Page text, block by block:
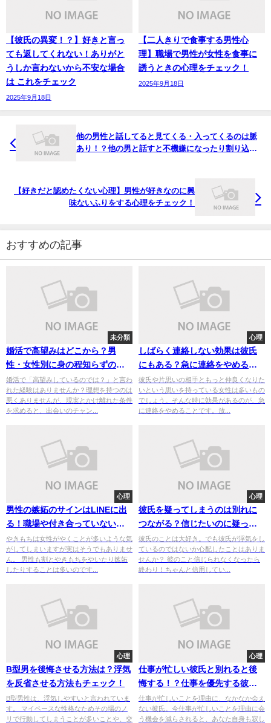
【彼氏の異変！？】好きと言っ
ても返してくれない！ありがと
うしか言わないから不安な場合
は これをチェック
2025年9月18日
【二人きりで食事する男性心
理】職場で男性が女性を食事に
誘うときの心理をチェック！
2025年9月18日
他の男性と話してると見てくる・入ってくるのは脈
あり！？他の男と話すと不機嫌になったり割り込む
【好きだと認めたくない心理】男性が好きなのに興
味ないふりをする心理をチェック！
おすすめの記事
未分類
婚活で高望みはどこから？男
性・女性別に身の程知らずのラ
インとその末路を徹底解説
婚活で「高望みしているのでは？」と言わ
れた経験はありませんか？理想を持つのは
悪くありませんが、現実とかけ離れた条件
を求めると、出会いのチャン...
心理
しばらく連絡しない効果は彼氏
にもある？急に連絡をやめると
男が何を思うのか調査！
彼氏や片思いの相手ともっと仲良くなりた
いという思いを持っている女性は多いもの
でしょう。そんな時に効果があるのが、急
に連絡をやめることです。放...
心理
男性の嫉妬のサインはLINEに出
る！職場や付き合っていない場
合の嫉妬サインもチェック！
やきもちは女性がやくことが多いような気
がしてしまいますが実はそうでもありませ
ん。 男性も割とやきもちをやいたり嫉妬
したりすることは多いのです...
心理
彼氏を疑ってしまうのは別れに
つながる？信じたいのに疑って
しまうのは病気？
彼氏のことは大好き。でも彼氏が浮気をし
ているのではないか心配したことはありま
せんか？ 彼のこと信じられなくなったら
終わり！ちゃんと信用してい...
心理
B型男を後悔させる方法は？浮気
を反省させる方法もチェック！
B型男性は、浮気しやすいと言われていま
す。 マイペースな性格なためその場のノ
リで行動してしまうことが多いことや、交
心理
仕事が忙しい彼氏と別れると後
悔する！？仕事を優先する彼氏
と別れるか迷っているならこれ
をチェック！
仕事が忙しいことを理由に、なかなか会え
ない彼氏。今仕事が忙しいことを理由に会
う機会を減らされると、あなた自身も寂し